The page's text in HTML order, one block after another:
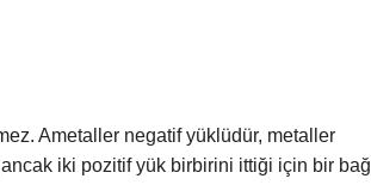
Ametaller negatif yüklüdür, metaller
iki pozitif yük birbirini ittiği için bir bağ